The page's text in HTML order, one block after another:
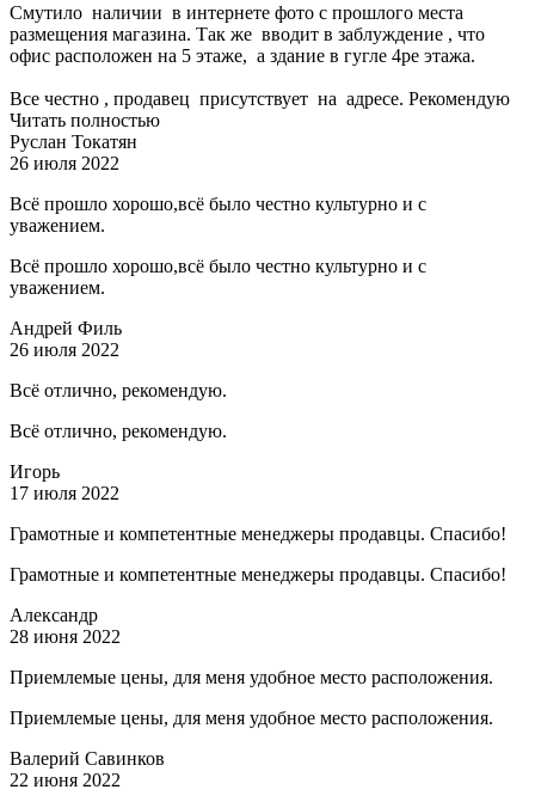
Смутило наличии в интернете фото с прошлого места
размещения магазина. Так же вводит в заблуждение , что
офис расположен на 5 этаже, а здание в гугле 4ре этажа.
Все честно , продавец присутствует на адресе. Рекомендую
Читать полностью
Руслан Токатян
26 июля 2022
Всё прошло хорошо,всё было честно культурно и с
уважением.
Всё прошло хорошо,всё было честно культурно и с
уважением.
Андрей Филь
26 июля 2022
Всё отлично, рекомендую.
Всё отлично, рекомендую.
Игорь
17 июля 2022
Грамотные и компетентные менеджеры продавцы. Спасибо!
Грамотные и компетентные менеджеры продавцы. Спасибо!
Александр
28 июня 2022
Приемлемые цены, для меня удобное место расположения.
Приемлемые цены, для меня удобное место расположения.
Валерий Савинков
22 июня 2022